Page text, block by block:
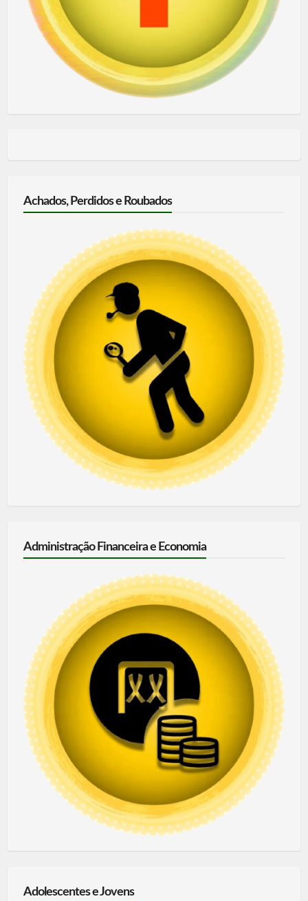
Achados, Perdidos e Roubados
Administração Financeira e Economia
Adolescentes e Jovens